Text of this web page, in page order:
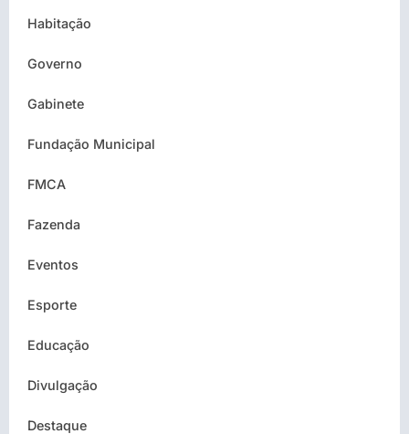
Habitação
Governo
Gabinete
Fundação Municipal
FMCA
Fazenda
Eventos
Esporte
Educação
Divulgação
Destaque